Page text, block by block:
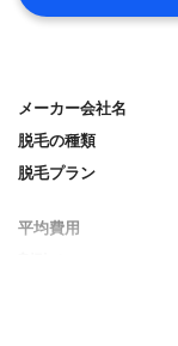
メーカー会社名
脱毛の種類
脱毛プラン
平均費用